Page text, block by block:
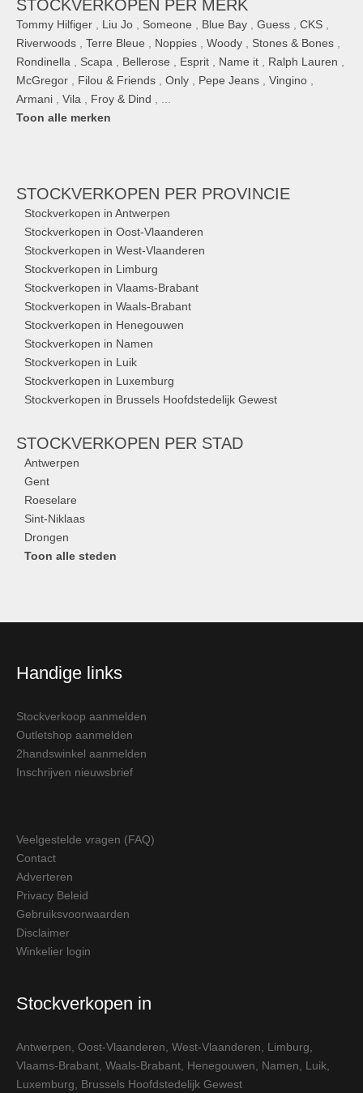
STOCKVERKOPEN PER MERK
Tommy Hilfiger Liu Jo Someone Blue Bay Guess CKS
Riverwoods
Terre Bleue Noppies Woody Stones & Bones
Rondinella
Scapa Bellerose Esprit Name it Ralph Lauren
McGregor
Filou & Friends Only Pepe Jeans Vingino
Armani
Vila Froy & Dind
Toon alle merken
STOCKVERKOPEN PER PROVINCIE
Stockverkopen in Antwerpen
Stockverkopen in Oost-Vlaanderen
Stockverkopen in West-Vlaanderen
Stockverkopen in Limburg
Stockverkopen in Vlaams-Brabant
Stockverkopen in Waals-Brabant
Stockverkopen in Henegouwen
Stockverkopen in Namen
Stockverkopen in Luik
Stockverkopen in Luxemburg
Stockverkopen in Brussels Hoofdstedelijk Gewest
STOCKVERKOPEN PER STAD
Antwerpen
Gent
Roeselare
Sint-Niklaas
Drongen
Toon alle steden
Handige links
Stockverkoop aanmelden
Outletshop aanmelden
2handswinkel aanmelden
Inschrijven nieuwsbrief
Veelgestelde vragen (FAQ)
Contact
Adverteren
Privacy Beleid
Gebruiksvoorwaarden
Disclaimer
Winkelier login
Stockverkopen in
Antwerpen Oost-Vlaanderen West-Vlaanderen Limburg
Vlaams-Brabant Waals-Brabant Henegouwen Namen Luik
Luxemburg
Brussels Hoofdstedelijk Gewest